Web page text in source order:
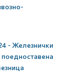
- Железнички